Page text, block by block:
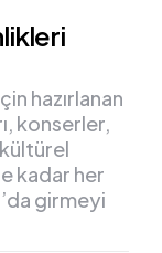
hazırlanan
konserler,
kadar her
girmeyi